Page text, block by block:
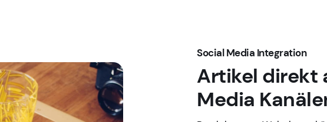
Social Media Integration
Artikel direkt
Media